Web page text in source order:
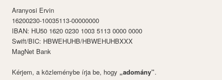
Aranyosi Ervin
16200230-10035113-00000000
IBAN: HU50 1620 0230 1003 5113 0000 0000
Swift/BIC: HBWEHUHB/HBWEHUHBXXX
MagNet Bank
Kérjem, a közleménybe írja be, hogy „adomány”.